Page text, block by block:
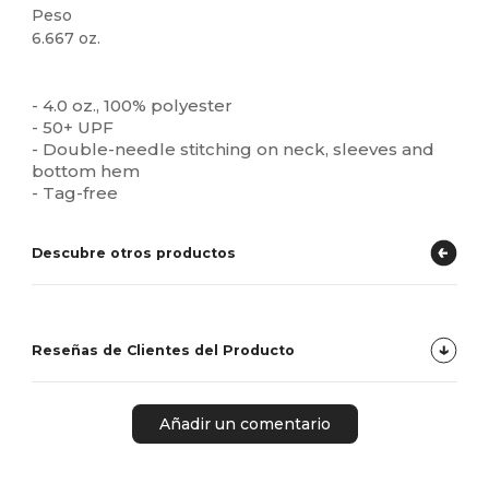
Peso
6.667 oz.
- 4.0 oz., 100% polyester
- 50+ UPF
- Double-needle stitching on neck, sleeves and
bottom hem
- Tag-free
Descubre otros productos
Reseñas de Clientes del Producto
Añadir un comentario